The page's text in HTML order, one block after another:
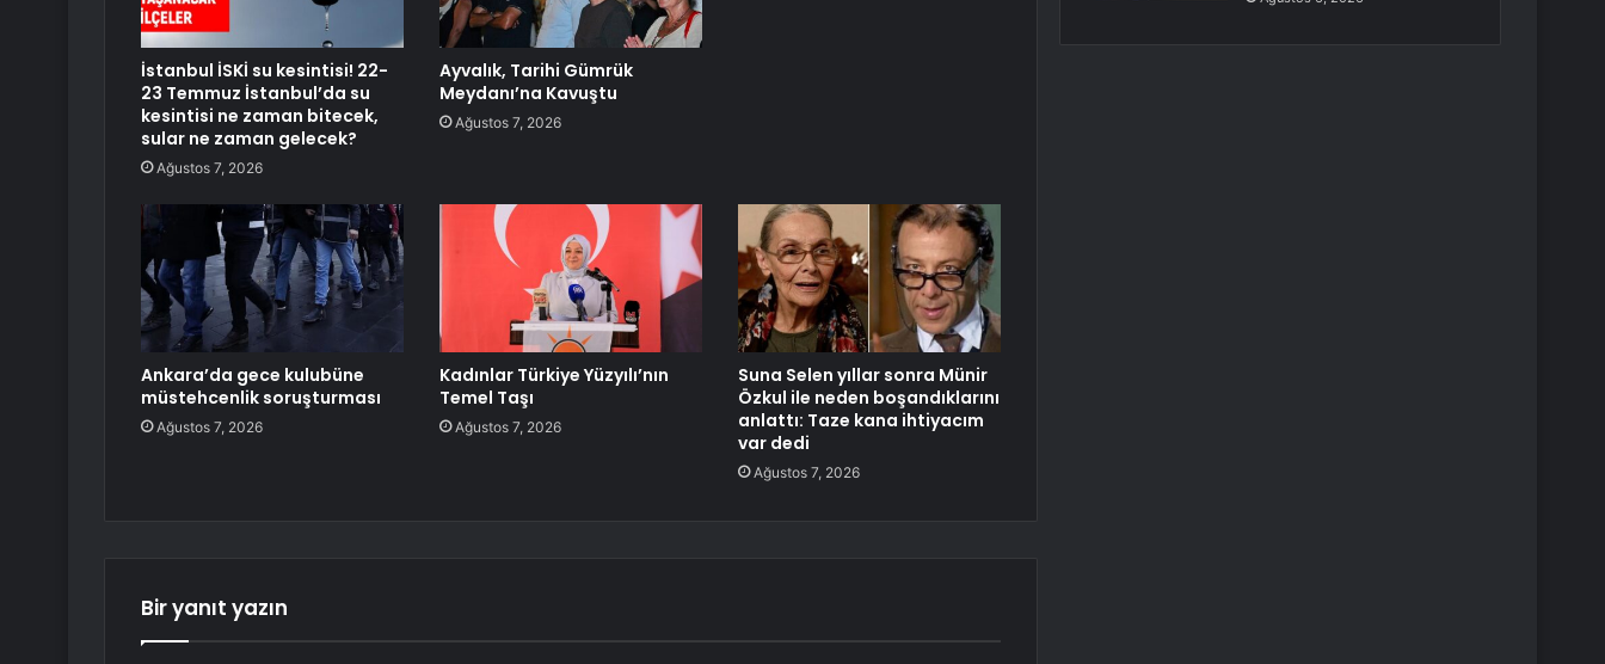
İstanbul İSKİ su kesintisi! 22-
23 Temmuz İstanbul’da su
kesintisi ne zaman bitecek,
sular ne zaman gelecek?
Ağustos 7, 2026
Ayvalık, Tarihi Gümrük
Meydanı’na Kavuştu
Ağustos 7, 2026
Ankara’da gece kulubüne
müstehcenlik soruşturması
Ağustos 7, 2026
Kadınlar Türkiye Yüzyılı’nın
Temel Taşı
Ağustos 7, 2026
Suna Selen yıllar sonra Münir
Özkul ile neden boşandıklarını
anlattı: Taze kana ihtiyacım
var dedi
Ağustos 7, 2026
Bir yanıt yazın